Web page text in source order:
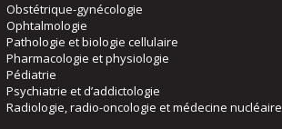
Obstétrique-gynécologie
Ophtalmologie
Pathologie et biologie cellulaire
Pharmacologie et physiologie
Pédiatrie
Psychiatrie et d’addictologie
Radiologie, radio-oncologie et médecine nucléaire